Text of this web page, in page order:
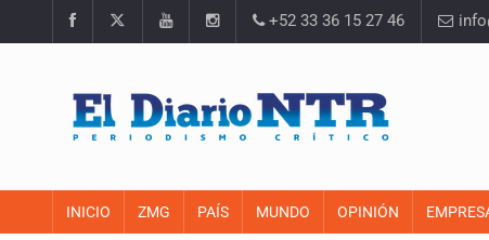
+52 33 36 15 27 46
INICIO ZMG PAÍS MUNDO OPINIÓN